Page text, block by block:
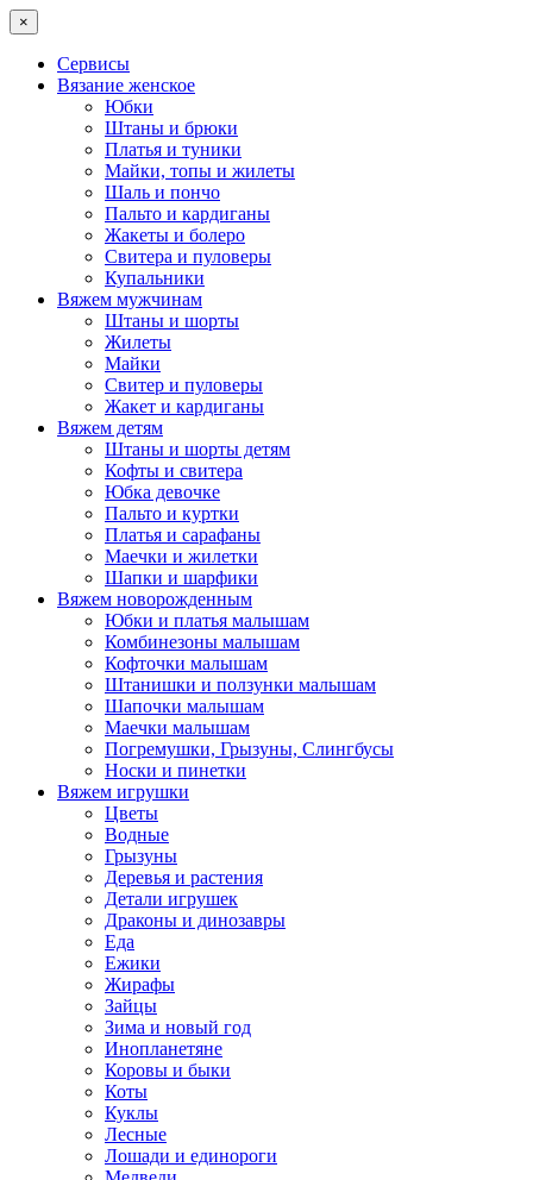
×
Сервисы
Вязание женское
Юбки
Штаны и брюки
Платья и туники
Майки, топы и жилеты
Шаль и пончо
Пальто и кардиганы
Жакеты и болеро
Свитера и пуловеры
Купальники
Вяжем мужчинам
Штаны и шорты
Жилеты
Майки
Свитер и пуловеры
Жакет и кардиганы
Вяжем детям
Штаны и шорты детям
Кофты и свитера
Юбка девочке
Пальто и куртки
Платья и сарафаны
Маечки и жилетки
Шапки и шарфики
Вяжем новорожденным
Юбки и платья малышам
Комбинезоны малышам
Кофточки малышам
Штанишки и ползунки малышам
Шапочки малышам
Маечки малышам
Погремушки, Грызуны, Слингбусы
Носки и пинетки
Вяжем игрушки
Цветы
Водные
Грызуны
Деревья и растения
Детали игрушек
Драконы и динозавры
Еда
Ежики
Жирафы
Зайцы
Зима и новый год
Инопланетяне
Коровы и быки
Коты
Куклы
Лесные
Лошади и единороги